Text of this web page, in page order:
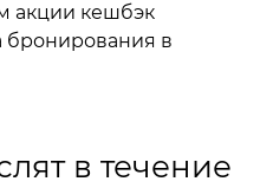
акции кешбэк
бронирования в
в течение